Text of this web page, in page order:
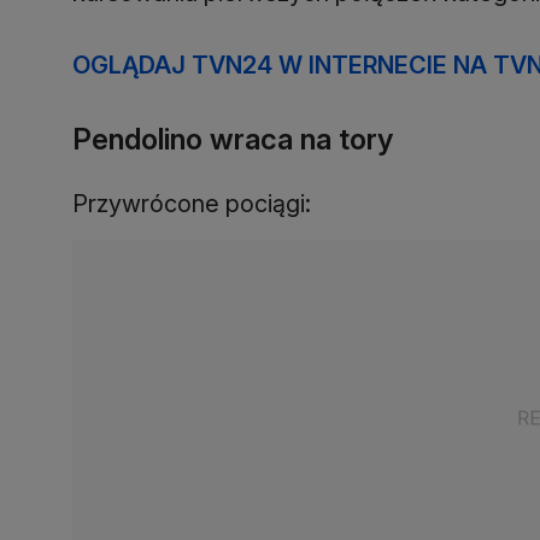
OGLĄDAJ TVN24 W INTERNECIE NA
Pendolino wraca na tory
Przywrócone pociągi: